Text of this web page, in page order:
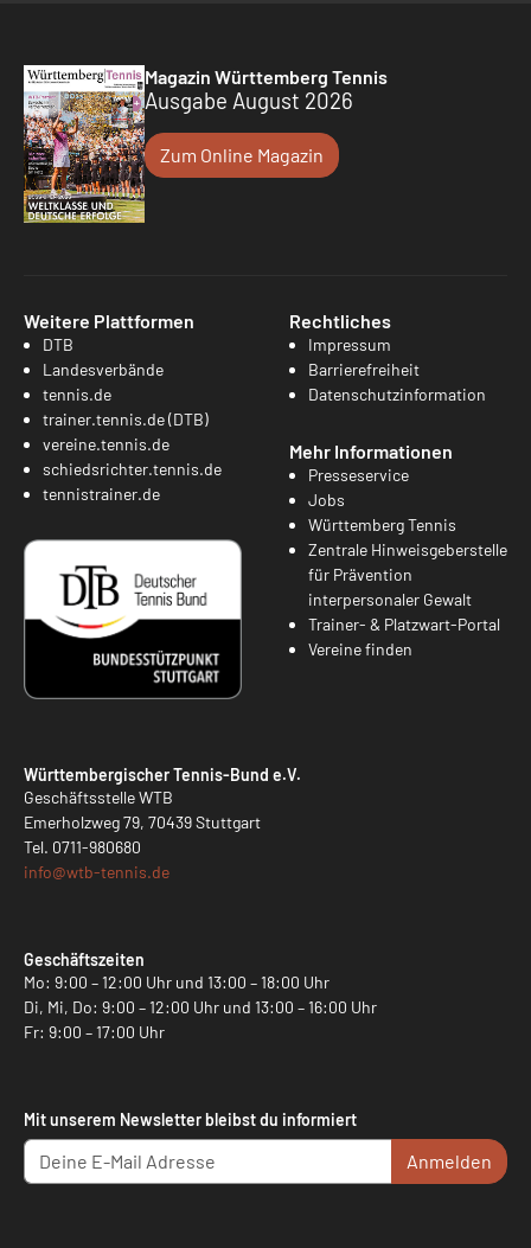
Magazin Württemberg Tennis
Ausgabe August 2026
Zum Online Magazin
Weitere Plattformen
DTB
Landesverbände
tennis.de
trainer.tennis.de (DTB)
vereine.tennis.de
schiedsrichter.tennis.de
tennistrainer.de
Rechtliches
Impressum
Barrierefreiheit
Datenschutzinformation
Mehr Informationen
Presseservice
Jobs
Württemberg Tennis
Zentrale Hinweisgeberstelle
für Prävention
interpersonaler Gewalt
Trainer- & Platzwart-Portal
Vereine finden
Württembergischer Tennis-Bund e.V.
Geschäftsstelle WTB
Emerholzweg 79, 70439 Stuttgart
Tel. 0711-980680
info@wtb-tennis.de
Geschäftszeiten
Mo: 9:00 – 12:00 Uhr und 13:00 – 18:00 Uhr
Di, Mi, Do: 9:00 – 12:00 Uhr und 13:00 – 16:00 Uhr
Fr: 9:00 – 17:00 Uhr
Mit unserem Newsletter bleibst du informiert
Anmelden